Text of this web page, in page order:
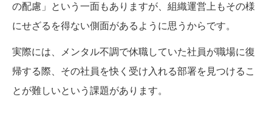
の配慮」という一面もありますが、組織運営上もその様
にせざるを得ない側面があるように思うからです。
実際には、メンタル不調で休職していた社員が職場に復
帰する際、その社員を快く受け入れる部署を見つけるこ
とが難しいという課題があります。